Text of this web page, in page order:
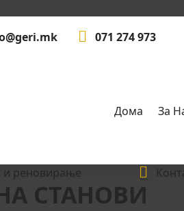
071 274 973
Дома За
и реновирање
СТАНОВИ